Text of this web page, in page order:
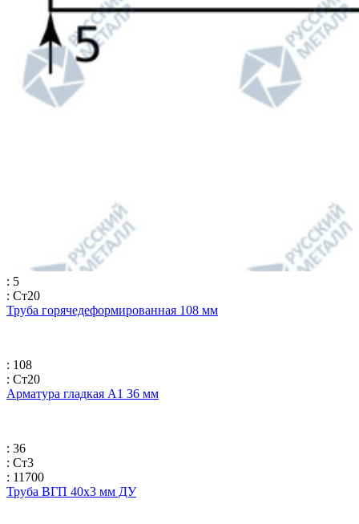
: 5
: Ст20
Труба горячедеформированная 108 мм
: 108
: Ст20
Арматура гладкая А1 36 мм
: 36
: Ст3
: 11700
Труба ВГП 40х3 мм ДУ